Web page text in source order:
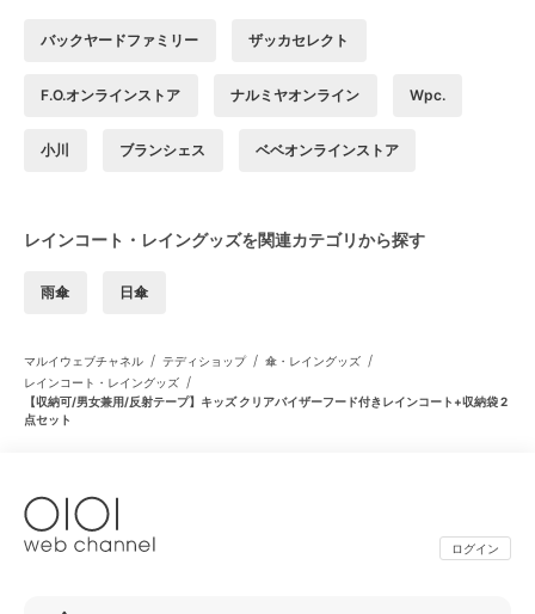
バックヤードファミリー ザッカセレクト
F.O.オンラインストア ナルミヤオンライン Wpc.
小川 ブランシェス ベベオンラインストア
レインコート・レイングッズを関連カテゴリから探す
雨傘 日傘
マルイウェブチャネル / テディショップ/ 傘・レイングッズ /
レインコート・レイングッズ /
【収納可/男女兼用/反射テープ】キッズ クリアバイザーフード付きレインコート+収納袋 2
点セット
ログイン